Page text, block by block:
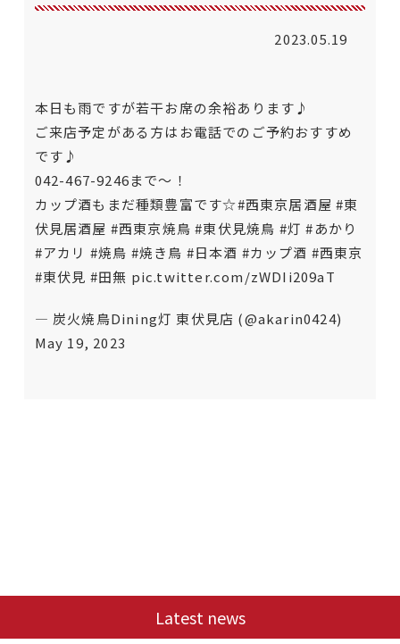
2023.05.19
本日も雨ですが若干お席の余裕あります♪
ご来店予定がある方はお電話でのご予約おすすめ
です♪
042-467-9246まで〜！
カップ酒もまだ種類豊富です☆#西東京居酒屋 #東
伏見居酒屋 #西東京焼鳥 #東伏見焼鳥 #灯 #あかり
#アカリ #焼鳥 #焼き鳥 #日本酒 #カップ酒 #西東京
#東伏見 #田無 pic.twitter.com/zWDIi209aT
— 炭火焼鳥Dining灯 東伏見店 (@akarin0424)
May 19, 2023
Latest news